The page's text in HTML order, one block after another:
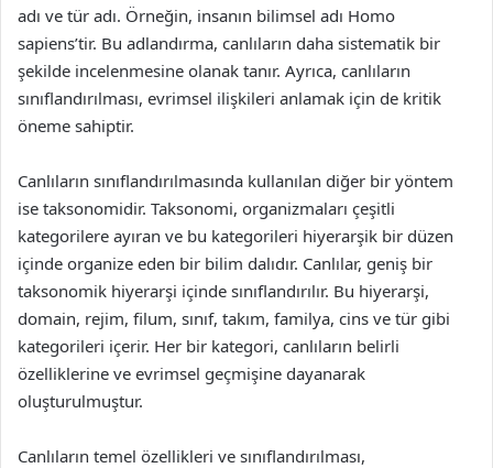
adı ve tür adı. Örneğin, insanın bilimsel adı Homo
sapiens’tir. Bu adlandırma, canlıların daha sistematik bir
şekilde incelenmesine olanak tanır. Ayrıca, canlıların
sınıflandırılması, evrimsel ilişkileri anlamak için de kritik
öneme sahiptir.
Canlıların sınıflandırılmasında kullanılan diğer bir yöntem
ise taksonomidir. Taksonomi, organizmaları çeşitli
kategorilere ayıran ve bu kategorileri hiyerarşik bir düzen
içinde organize eden bir bilim dalıdır. Canlılar, geniş bir
taksonomik hiyerarşi içinde sınıflandırılır. Bu hiyerarşi,
domain, rejim, filum, sınıf, takım, familya, cins ve tür gibi
kategorileri içerir. Her bir kategori, canlıların belirli
özelliklerine ve evrimsel geçmişine dayanarak
oluşturulmuştur.
Canlıların temel özellikleri ve sınıflandırılması,